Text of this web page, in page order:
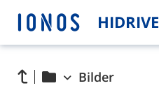
HIDRIVE
Bilder